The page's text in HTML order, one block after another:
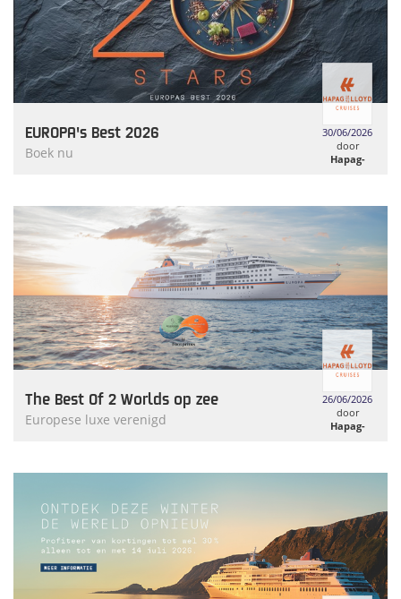
EUROPA's Best 2026
Boek nu
30/06/2026
door
Hapag-
The Best Of 2 Worlds op zee
Europese luxe verenigd
26/06/2026
door
Hapag-